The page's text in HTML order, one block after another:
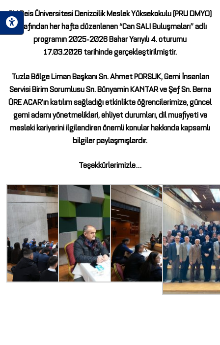
Piri Reis Üniversitesi Denizcilik Meslek Yüksekokulu (PRU DMYO)
tarafından her hafta düzenlenen “Can SALI Buluşmaları” adlı
programın 2025-2026 Bahar Yarıyılı 4. oturumu
17.03.2026 tarihinde gerçekleştirilmiştir.
Tuzla Bölge Liman Başkanı Sn. Ahmet PORSUK, Gemi İnsanları
Servisi Birim Sorumlusu Sn. Bünyamin KANTAR ve Şef Sn. Berna
ÜRE ACAR’ın katılım sağladığı etkinlikte öğrencilerimize, güncel
gemi adamı yönetmelikleri, ehliyet durumları, dil muafiyeti ve
mesleki kariyerini ilgilendiren önemli konular hakkında kapsamlı
bilgiler paylaşmışlardır.
Teşekkürlerimizle…